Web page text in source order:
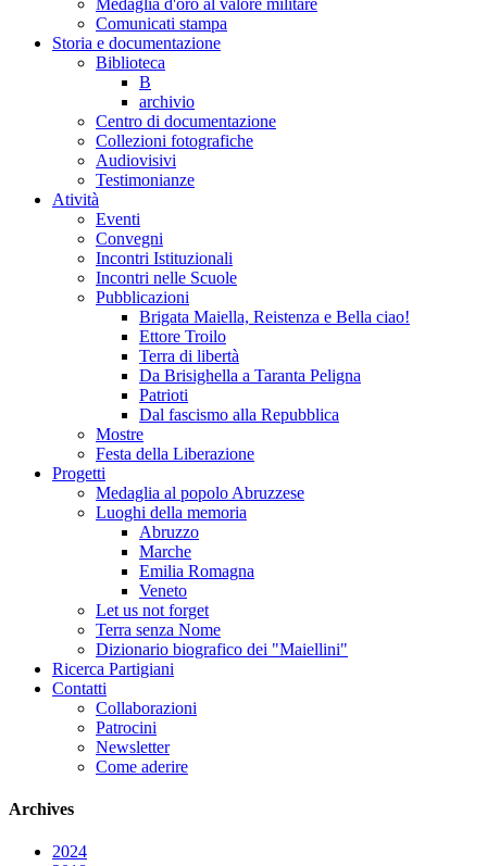
Comunicati stampa
Storia e documentazione
Biblioteca
B
archivio
Centro di documentazione
Collezioni fotografiche
Audiovisivi
Testimonianze
Atività
Eventi
Convegni
Incontri Istituzionali
Incontri nelle Scuole
Pubblicazioni
Brigata Maiella, Reistenza e Bella ciao!
Ettore Troilo
Terra di libertà
Da Brisighella a Taranta Peligna
Patrioti
Dal fascismo alla Repubblica
Mostre
Festa della Liberazione
Progetti
Medaglia al popolo Abruzzese
Luoghi della memoria
Abruzzo
Marche
Emilia Romagna
Veneto
Let us not forget
Terra senza Nome
Dizionario biografico dei "Maiellini"
Ricerca Partigiani
Contatti
Collaborazioni
Patrocini
Newsletter
Come aderire
Archives
2024